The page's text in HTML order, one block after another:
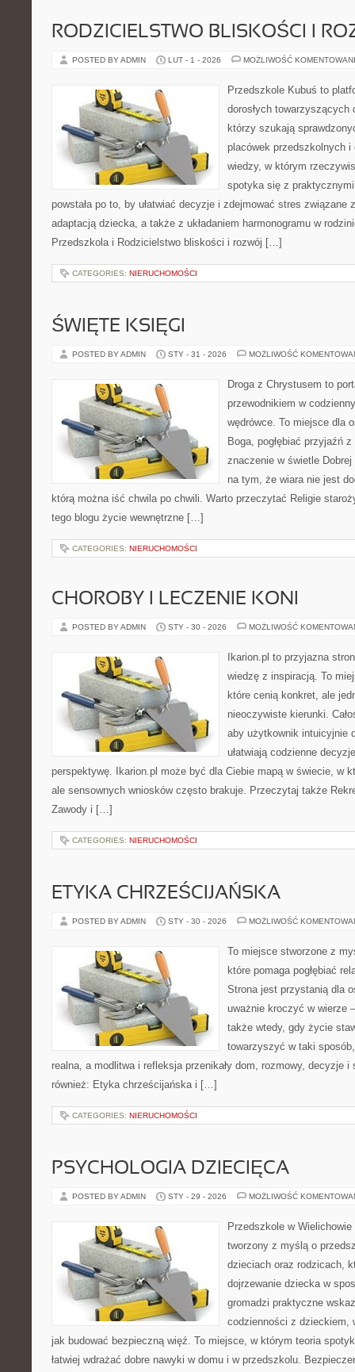
RODZICIELSTWO BLISKOŚCI I
POSTED BY ADMIN LUT - 1 - 2026 MOŻLIWOŚĆ
Przedszkole Kubuś to
dorosłych
którzy szukają
placówek przedszkolnych i
wiedzy, w którym
spotyka się z
powstała po to, by ułatwiać decyzje i zdejmować stres związane
adaptacją dziecka, a także z układaniem harmonogramu w
Przedszkola i Rodzicielstwo bliskości i rozwój […]
CATEGORIES: NIERUCHOMOŚCI
ŚWIĘTE KSIĘGI
POSTED BY ADMIN STY - 31 - 2026 MOŻLIWOŚĆ
Droga z Chrystusem to
przewodnikiem w
wędrówce. To miejsce dla
Boga, pogłębiać przyjaźń
znaczenie w świetle Dobrej
na tym, że wiara nie jest
którą można iść chwila po chwili. Warto przeczytać Religie
tego blogu życie wewnętrzne […]
CATEGORIES: NIERUCHOMOŚCI
CHOROBY I LECZENIE KONI
POSTED BY ADMIN STY - 30 - 2026 MOŻLIWOŚĆ
Ikarion.pl to przyjazna
wiedzę z inspiracją. To
które cenią konkret, ale
nieoczywiste kierunki.
aby użytkownik intuicyjnie
ułatwiają codzienne
perspektywę. Ikarion.pl może być dla Ciebie mapą w świecie, w
ale sensownych wniosków często brakuje. Przeczytaj także
Zawody i […]
CATEGORIES: NIERUCHOMOŚCI
ETYKA CHRZEŚCIJAŃSKA
POSTED BY ADMIN STY - 30 - 2026 MOŻLIWOŚĆ
To miejsce stworzone z
które pomaga pogłębiać
Strona jest przystanią dla
uważnie kroczyć w wierze
także wtedy, gdy życie
towarzyszyć w taki
realna, a modlitwa i refleksja przenikały dom, rozmowy, decyzje
również: Etyka chrześcijańska i […]
CATEGORIES: NIERUCHOMOŚCI
PSYCHOLOGIA DZIECIĘCA
POSTED BY ADMIN STY - 29 - 2026 MOŻLIWOŚĆ
Przedszkole w
tworzony z myślą o
dzieciach oraz rodzicach,
dojrzewanie dziecka w
gromadzi praktyczne
codzienności z dzieckiem,
jak budować bezpieczną więź. To miejsce, w którym teoria
łatwiej wdrażać dobre nawyki w domu i w przedszkolu.